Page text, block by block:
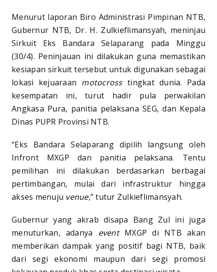
Menurut laporan Biro Administrasi Pimpinan NTB,
Gubernur NTB, Dr. H. Zulkieflimansyah, meninjau
Sirkuit Eks Bandara Selaparang pada Minggu
(30/4). Peninjauan ini dilakukan guna memastikan
kesiapan sirkuit tersebut untuk digunakan sebagai
lokasi kejuaraan motocrosstingkat dunia. Pada
kesempatan ini, turut hadir pula perwakilan
Angkasa Pura, panitia pelaksana SEG, dan Kepala
Dinas PUPR Provinsi NTB.
“Eks Bandara Selaparang dipilih langsung oleh
Infront MXGP dan panitia pelaksana. Tentu
pemilihan ini dilakukan berdasarkan berbagai
pertimbangan, mulai dari infrastruktur hingga
akses menuju venue,” tutur Zulkieflimansyah.
Gubernur yang akrab disapa Bang Zul ini juga
menuturkan, adanya eventMXGP di NTB akan
memberikan dampak yang positif bagi NTB, baik
dari segi ekonomi maupun dari segi promosi